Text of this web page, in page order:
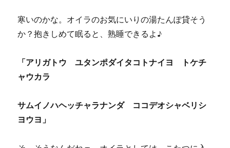
寒いのかな。オイラのお気にいりの湯たんぽ貸そう
か？抱きしめて眠ると、熟睡できるよ♪
「アリガトウ ユタンポダイタコトナイヨ トケチ
ャウカラ
サムイノハヘッチャラナンダ ココデオシャベリシ
ヨウヨ」